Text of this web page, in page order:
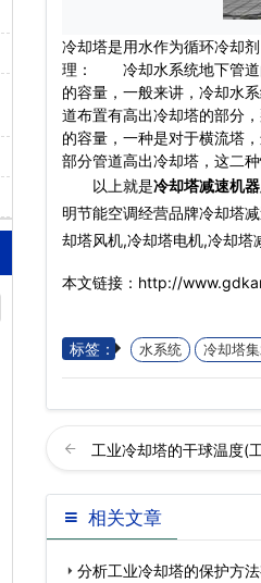
冷却塔是用水作为循环冷却
理： 冷却水系统地下管道
的容量，一般来讲，冷却水
道布置有高出冷却塔的部分
的容量，一种是对于横流塔
部分管道高出冷却塔，这二
以上就是冷却塔减速机
明节能空调经营品牌冷却塔
却塔风机,冷却塔电机,冷却塔
本文链接：http://
标签： 水系统 冷却塔
工业冷却塔的干球温度(
相关文章
分析工业冷却塔的保护方